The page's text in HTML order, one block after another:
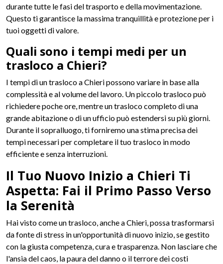
durante tutte le fasi del trasporto e della movimentazione.
Questo ti garantisce la massima tranquillità e protezione per i
tuoi oggetti di valore.
Quali sono i tempi medi per un
trasloco a Chieri?
I tempi di un trasloco a Chieri possono variare in base alla
complessità e al volume del lavoro. Un piccolo trasloco può
richiedere poche ore, mentre un trasloco completo di una
grande abitazione o di un ufficio può estendersi su più giorni.
Durante il sopralluogo, ti forniremo una stima precisa dei
tempi necessari per completare il tuo trasloco in modo
efficiente e senza interruzioni.
Il Tuo Nuovo Inizio a Chieri Ti
Aspetta: Fai il Primo Passo Verso
la Serenità
Hai visto come un trasloco, anche a Chieri, possa trasformarsi
da fonte di stress in un'opportunità di nuovo inizio, se gestito
con la giusta competenza, cura e trasparenza. Non lasciare che
l'ansia del caos, la paura del danno o il terrore dei costi